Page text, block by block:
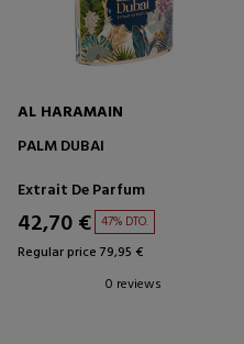
AL HARAMAIN
PALM DUBAI
Extrait De Parfum
42,70 € 47% DTO.
Regular price 79,95 €
0 reviews